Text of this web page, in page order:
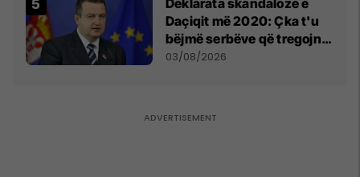
Daçiqit më 2020: Çka t'u
bëjmë serbëve që tregojnë
ku janë varrosur shqiptarët
03/08/2026